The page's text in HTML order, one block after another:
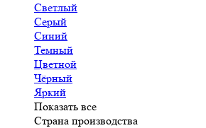
Светлый
Серый
Синий
Темный
Цветной
Чёрный
Яркий
Показать все
Страна производства